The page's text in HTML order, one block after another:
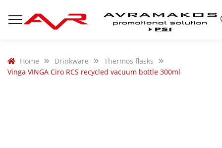
Home Drinkware
Thermos flasks
Vinga VINGA Ciro RCS recycled vacuum bottle 300ml